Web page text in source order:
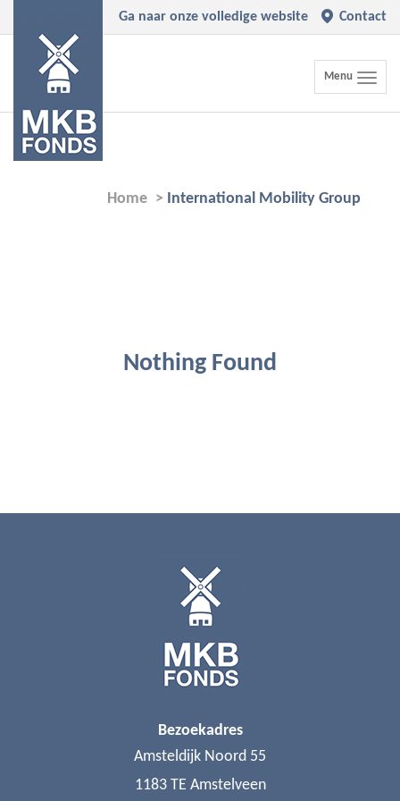
Contact
Ga naar onze volledige website
Toggle
navigation
Menu
Home > International Mobility Group
Nothing Found
Bezoekadres
Amsteldijk Noord 55
1183 TE Amstelveen